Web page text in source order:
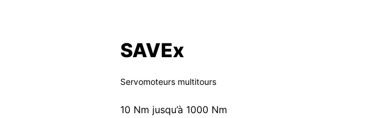
SAVEx
Servomoteurs multitours
10 Nm jusqu’à 1000 Nm